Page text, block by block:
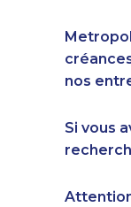
nos
Si vous